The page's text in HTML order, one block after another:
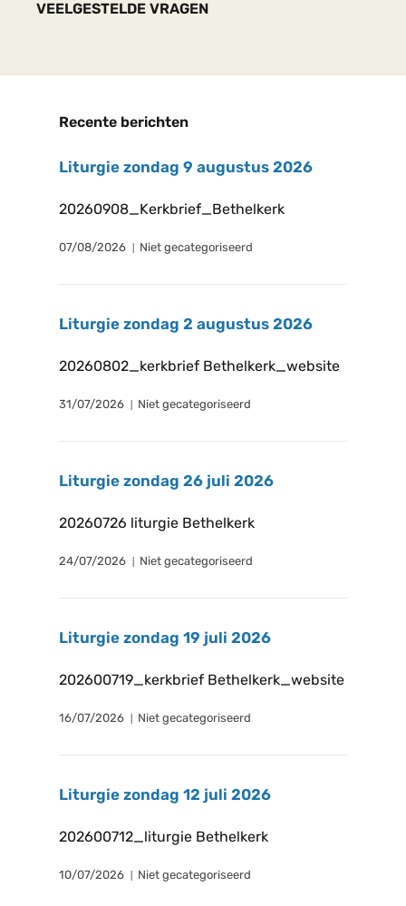
VEELGESTELDE VRAGEN
Recente berichten
Liturgie zondag 9 augustus 2026
20260908_Kerkbrief_Bethelkerk
07/08/2026 Niet gecategoriseerd
Liturgie zondag 2 augustus 2026
20260802_kerkbrief Bethelkerk_website
31/07/2026 Niet gecategoriseerd
Liturgie zondag 26 juli 2026
20260726 liturgie Bethelkerk
24/07/2026 Niet gecategoriseerd
Liturgie zondag 19 juli 2026
202600719_kerkbrief Bethelkerk_website
16/07/2026 Niet gecategoriseerd
Liturgie zondag 12 juli 2026
202600712_liturgie Bethelkerk
10/07/2026 Niet gecategoriseerd